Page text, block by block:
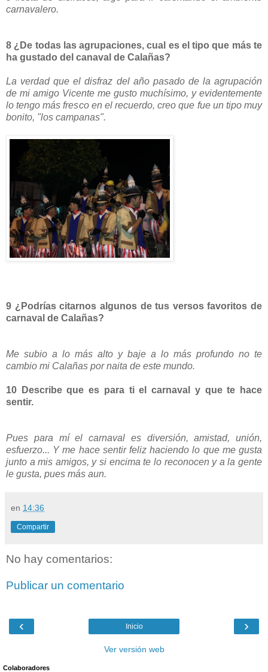
carnavalero.
8 ¿De todas las agrupaciones, cual es el tipo que más te
ha gustado del canaval de Calañas?
La verdad que el disfraz del año pasado de la agrupación
de mi amigo Vicente me gusto muchísimo, y evidentemente
lo tengo más fresco en el recuerdo, creo que fue un tipo muy
bonito, "los campanas".
9 ¿Podrías citarnos algunos de tus versos favoritos de
carnaval de Calañas?
Me subio a lo más alto y baje a lo más profundo no te
cambio mi Calañas por naita de este mundo.
10 Describe que es para ti el carnaval y que te hace
sentir.
Pues para mí el carnaval es diversión, amistad, unión,
esfuerzo... Y me hace sentir feliz haciendo lo que me gusta
junto a mis amigos, y si encima te lo reconocen y a la gente
le gusta, pues más aun.
en 14:36
Compartir
No hay comentarios:
Publicar un comentario
‹ ›
Inicio
Ver versión web
Colaboradores